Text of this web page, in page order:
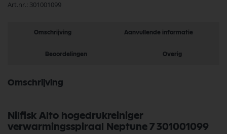
Art.nr. 301001099
Omschrijving Aanvullende informatie
Beoordelingen Overig
Omschrijving
Nilfisk Alto hogedrukreiniger
verwarmingsspiraal Neptune 7 301001099